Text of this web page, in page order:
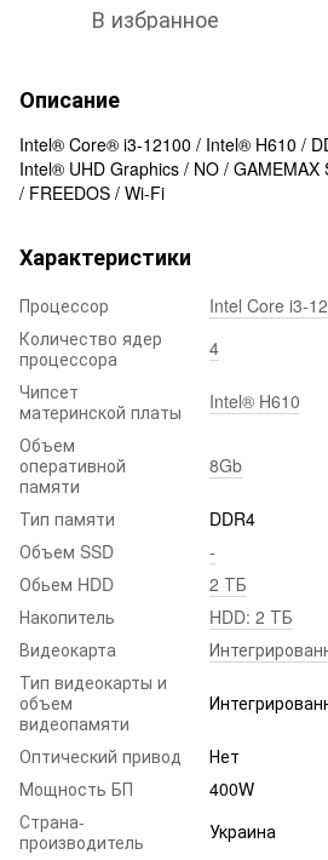
В избранное
Описание
Intel® Core® i3-12100 / Intel® H610 /
Intel® UHD Graphics / NO /
/ FREEDOS / Wi-Fi
Характеристики
Процессор
Intel Core i3-
Количество ядер
процессора
4
Чипсет
материнской платы
Intel® H610
Объем
оперативной
памяти
8Gb
Тип памяти
DDR4
Объем SSD
-
Обьем HDD
2 ТБ
Накопитель
HDD: 2 ТБ
Видеокарта
Тип видеокарты и
объем
видеопамяти
Оптический привод
Нет
Мощность БП
400W
Страна-
производитель
Украина